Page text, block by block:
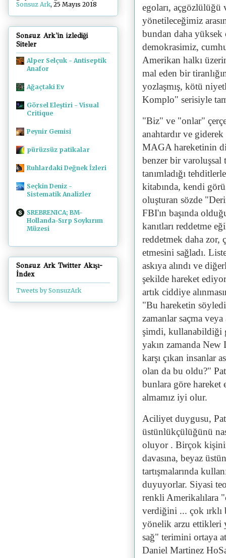
egoları, açgözlülüğü
yönetileceğimiz
bundan daha yüksek
demokrasimiz,
Amerikan halkı
mal eden bir
yozlaşmış, kötü
Komplo" serisiyle
"Biz" ve "onlar"
anahtardır ve
MAGA hareketinin
benzer bir
tanımladığı
kitabında, kendi
oluşturan sözde
FBI'ın başında
kanıtları reddetme
reddetmek daha zor,
etmesini sağladı.
askıya alındı ​​ve
şekilde hareket
artık ciddiye
"Bu hareketin
zamanlar saçma
şimdi, kullanabildiği
yakın zamanda
karşı çıkan insanlar
olan da bu oldu?"
bunlara göre hareket
almamız iyi olur.
Aciliyet duygusu,
üstünlükçülüğünü
oluyor . Birçok
davasına, beyaz
tartışmalarında
duyuyorlar. Siyasi
renkli Amerikalılara
verdiğini ... çok ırklı
yönelik arzu ettikleri
sağ" terimini ortaya
Daniel Martinez
Sonsuz Ark, 25 Mayıs 2018
Sonsuz Ark'in izlediği
Siteler
Alper Selçuk - Antiseptik
Anafor
Ağaçtaki Ev
Görsel Eleştiri - Visual
Critique
Peynir Gemisi
pürüzsüz patikalar
Ruhlardaki Değnek İzleri
Seçkin Deniz -
Sistematik Analizler
SREBRENICA; BM-
Hollanda-Sırp Soykırım
Müzesi
Sonsuz Ark Twitter Akışı-
İndex
Tweets by SonsuzArk